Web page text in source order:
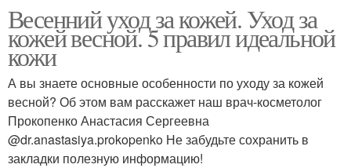
Весенний уход за кожей. Уход за
кожей весной. 5 правил идеальной
кожи
А вы знаете основные особенности по уходу за кожей
весной? Об этом вам расскажет наш врач-косметолог
Прокопенко Анастасия Сергеевна
@dr.anastasiya.prokopenko Не забудьте сохранить в
закладки полезную информацию!